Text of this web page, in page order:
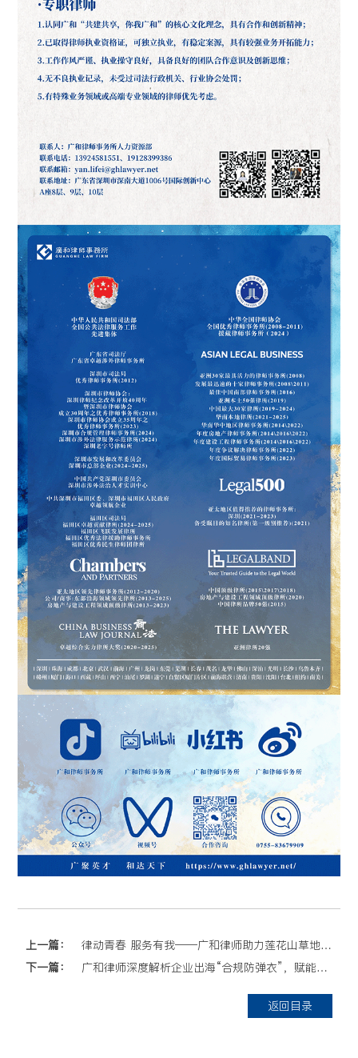
上一篇：
律动青春 服务有我——广和律师助力莲花山草地音乐节志愿活动
下一篇：
广和律师深度解析企业出海“合规防弹衣”，赋能龙华民企国际化发展
返回目录